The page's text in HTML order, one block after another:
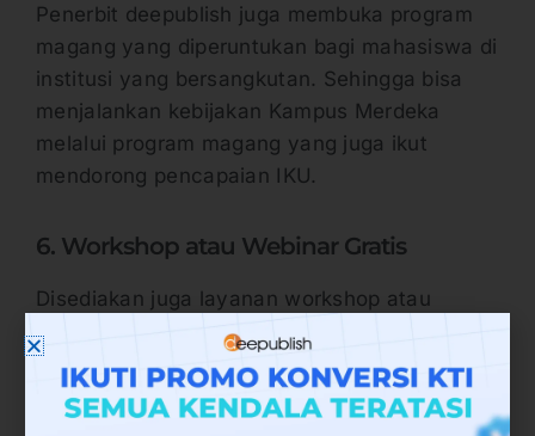
Penerbit deepublish juga membuka program
magang yang diperuntukan bagi mahasiswa di
institusi yang bersangkutan. Sehingga bisa
menjalankan kebijakan Kampus Merdeka
melalui program magang yang juga ikut
mendorong pencapaian IKU.
6. Workshop atau Webinar Gratis
Disediakan juga layanan workshop atau
webinar gratis yang bertemakan pelatihan
penulisan karya tulis ilmiah, seperti buku
ilmiah. Workshop dan webinar ini tentu
diperlukan oleh dosen yang dinaungi institusi